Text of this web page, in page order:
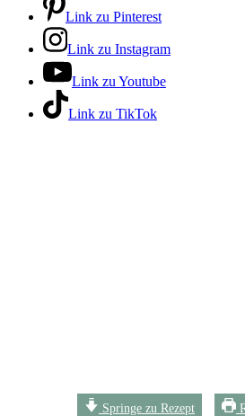
Link zu Pinterest
Link zu Instagram
Link zu Youtube
Link zu TikTok
Springe zu Rezept